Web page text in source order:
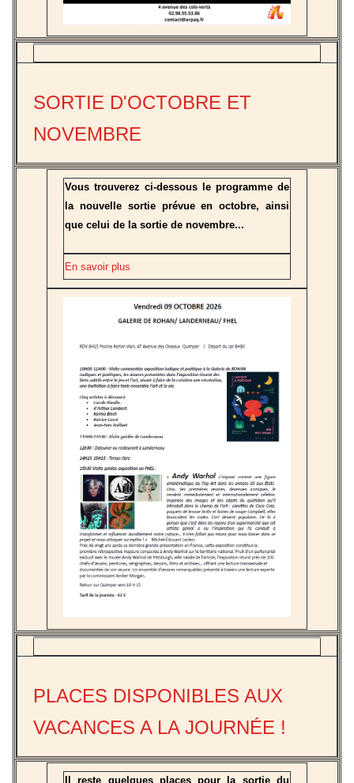
SORTIE D'OCTOBRE ET
NOVEMBRE
Vous trouverez ci-dessous le programme de
la nouvelle sortie prévue en octobre, ainsi
que celui de la sortie de novembre...
En savoir plus
PLACES DISPONIBLES AUX
VACANCES A LA JOURNÉE !
Il reste quelques places pour la sortie du